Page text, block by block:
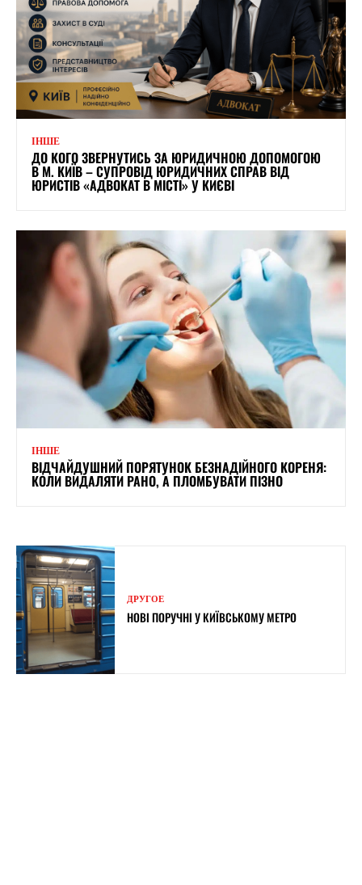
ІНШЕ
ДО КОГО ЗВЕРНУТИСЬ ЗА ЮРИДИЧНОЮ ДОПОМОГОЮ
В М. КИЇВ – СУПРОВІД ЮРИДИЧНИХ СПРАВ ВІД
ЮРИСТІВ «АДВОКАТ В МІСТІ» У КИЄВІ
ІНШЕ
ВІДЧАЙДУШНИЙ ПОРЯТУНОК БЕЗНАДІЙНОГО КОРЕНЯ:
КОЛИ ВИДАЛЯТИ РАНО, А ПЛОМБУВАТИ ПІЗНО
ДРУГОЕ
НОВІ ПОРУЧНІ У КИЇВСЬКОМУ МЕТРО